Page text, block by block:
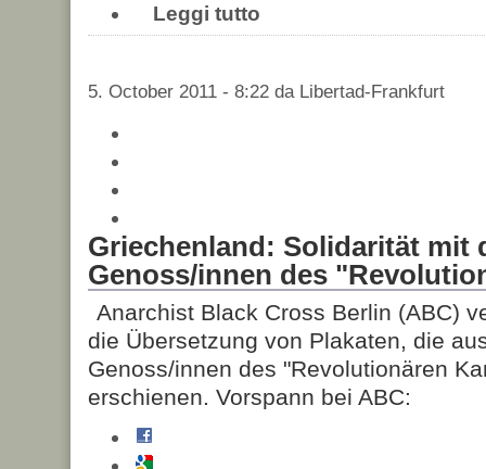
Leggi tutto
5. October 2011 - 8:22 da Libertad-Frankfurt
Griechenland: Solidarität mit
Genoss/innen des
Anarchist Black Cross Berlin (ABC)
die Übersetzung von Plakaten, die
Genoss/innen des "Revolutionären
erschienen. Vorspann bei ABC: